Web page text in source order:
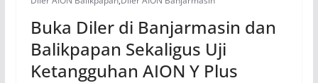
Buka Diler di Banjarmasin dan
Balikpapan Sekaligus Uji
Ketangguhan AION Y Plus